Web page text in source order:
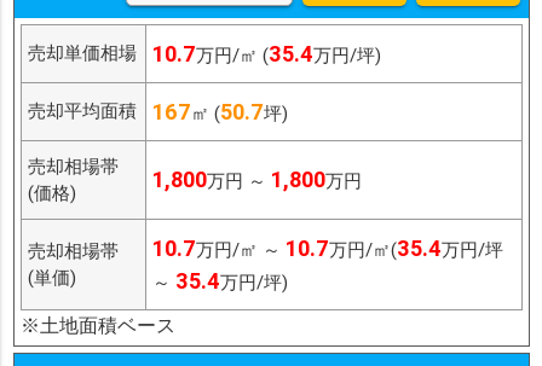
売却単価相場 10.7万円/㎡ (35.4万円/坪)
売却平均面積 167㎡ (50.7坪)
売却相場帯
(価格)
1,800万円 ～ 1,800万円
売却相場帯
(単価)
10.7万円/㎡ ～ 10.7万円/㎡(35.4万円/坪
～ 35.4万円/坪)
※土地面積ベース